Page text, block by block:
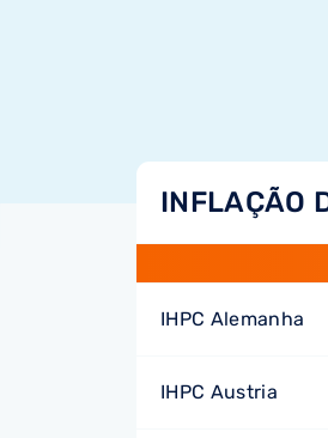
INFLAÇÃO
IHPC Alemanha
IHPC Austria